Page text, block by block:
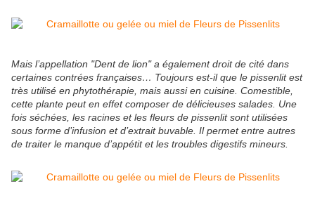
Mais l’appellation "Dent de lion" a également droit de cité dans
certaines contrées françaises… Toujours est-il que le pissenlit est
très utilisé en phytothérapie, mais aussi en cuisine. Comestible,
cette plante peut en effet composer de délicieuses salades. Une
fois séchées, les racines et les fleurs de pissenlit sont utilisées
sous forme d’infusion et d’extrait buvable. Il permet entre autres
de traiter le manque d’appétit et les troubles digestifs mineurs.